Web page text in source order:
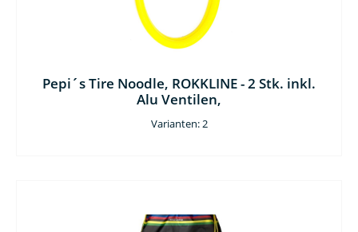
Pepi´s Tire Noodle, ROKKLINE - 2 Stk. inkl.
Alu Ventilen,
Varianten: 2